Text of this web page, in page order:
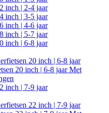
inch | 2-4 jaar
inch | 3-5 jaar
inch | 4-6 jaar
inch | 5-7 jaar
inch | 6-8 jaar
20 inch | 6-8 jaar
20 inch | 6-8 jaar Met
inch | 7-9 jaar
22 inch | 7-9 jaar